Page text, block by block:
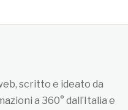
scritto e ideato da
a 360° dall’Italia e